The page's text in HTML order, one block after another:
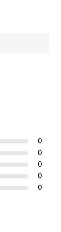
0
0
0
0
0